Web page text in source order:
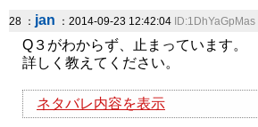
28 ： jan ：2014-09-23 12:42:04 ID:1DhYaGpMas
Q３がわからず、止まっています。
詳しく教えてください。
ネタバレ内容を表示